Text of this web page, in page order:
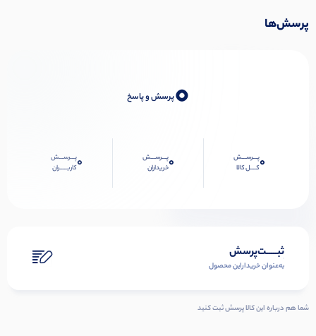
پرسش‌ها
0پرسش و پاسخ
0پـــرســـش
کــــل کالا
0پـــرســـش
خریداران
0پـــرســـش
کاربـــــران
ثبـــــت‌پرسش
به‌عنوان ‌خریدار‌این‌ محصول
شما هم درباره این کالا پرسش ثبت کنید